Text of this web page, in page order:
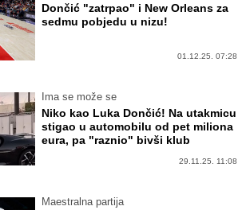
Dončić "zatrpao" i New Orleans za
sedmu pobjedu u nizu!
01.12.25. 07:28
Ima se može se
Niko kao Luka Dončić! Na utakmicu
stigao u automobilu od pet miliona
eura, pa "raznio" bivši klub
29.11.25. 11:08
Maestralna partija